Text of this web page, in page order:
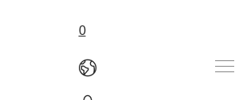
0